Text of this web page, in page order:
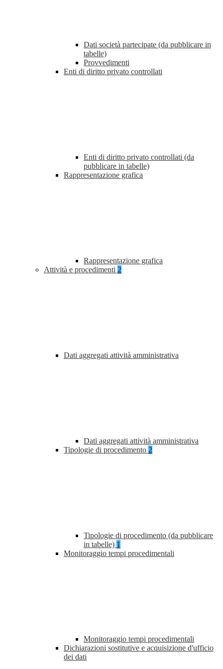
Dati società partecipate (da pubblicare in
tabelle)
Provvedimenti
Enti di diritto privato controllati
Enti di diritto privato controllati (da
pubblicare in tabelle)
Rappresentazione grafica
Rappresentazione grafica
Attività e procedimenti 2
Dati aggregati attività amministrativa
Dati aggregati attività amministrativa
Tipologie di procedimento 2
Tipologie di procedimento (da pubblicare
in tabelle) 1
Monitoraggio tempi procedimentali
Monitoraggio tempi procedimentali
Dichiarazioni sostitutive e acquisizione d'ufficio
dei dati